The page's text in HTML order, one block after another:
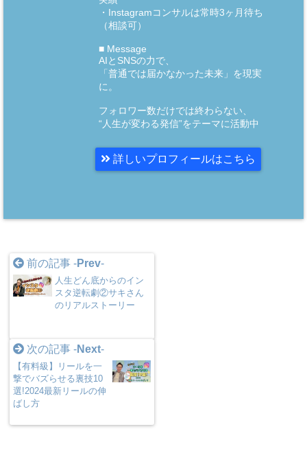
・Instagramコンサルは常時3ヶ月待ち
（相談可）
■ Message
AIとSNSの力で、
「普通では届かなかった未来」を現実
に。
フォロワー数だけでは終わらない、
“人生が変わる発信”をテーマに活動中
詳しいプロフィールはこちら
前の記事 -Prev-
人生どん底からのイン
スタ逆転劇②サキさん
のリアルストーリー
次の記事 -Next-
【有料級】リールを一
撃でバズらせる裏技10
選!2024最新リールの伸
ばし方